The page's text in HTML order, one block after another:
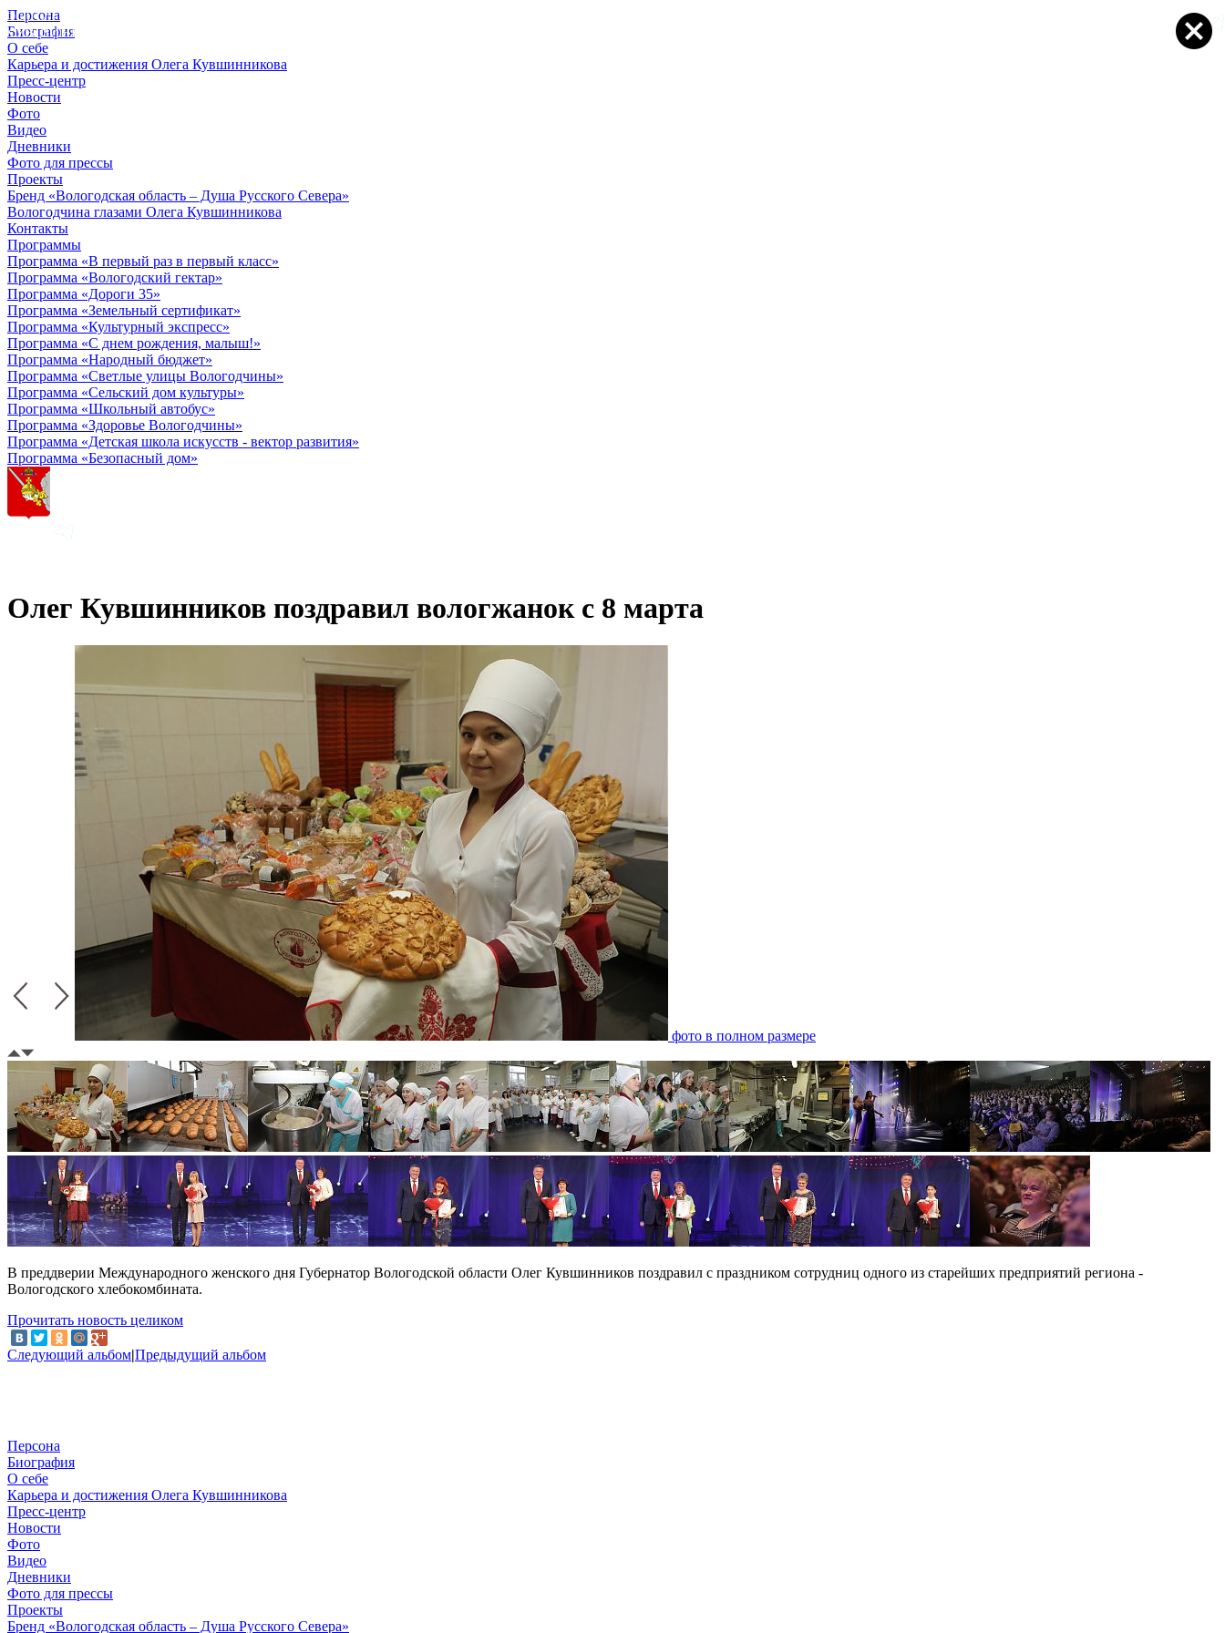
Персона
Биография
О себе
Карьера и достижения Олега Кувшинникова
Пресс-центр
Новости
Фото
Видео
Дневники
Фото для прессы
Проекты
Бренд «Вологодская область – Душа Русского Севера»
Вологодчина глазами Олега Кувшинникова
Контакты
Программы
Программа «В первый раз в первый класс»
Программа «Вологодский гектар»
Программа «Дороги 35»
Программа «Земельный сертификат»
Программа «Культурный экспресс»
Программа «С днем рождения, малыш!»
Программа «Народный бюджет»
Программа «Светлые улицы Вологодчины»
Программа «Сельский дом культуры»
Программа «Школьный автобус»
Программа «Здоровье Вологодчины»
Программа «Детская школа искусств - вектор развития»
Программа «Безопасный дом»
Олег Кувшинников поздравил вологжанок с 8 марта
фото в полном размере
В преддверии Международного женского дня Губернатор Вологодской области Олег Кувшинников поздравил с праздником сотрудниц одного из старейших предприятий региона -
Вологодского хлебокомбината.
Прочитать новость целиком
Следующий альбом|Предыдущий альбом
© 2012 - 2023,
КУВШИННИКОВ О.А.
Персона
Биография
О себе
Карьера и достижения Олега Кувшинникова
Пресс-центр
Новости
Фото
Видео
Дневники
Фото для прессы
Проекты
Бренд «Вологодская область – Душа Русского Севера»